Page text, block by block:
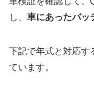
し、 車にあったバッ
下記で年式と対応す
ています。